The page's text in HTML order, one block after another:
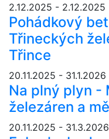
2.12.2025 - 2.12.2025
Pohádkový
Třineckých
Třince
20.11.2025 - 31.1.2026
Na plný plyn -
železáren a
20.11.2025 - 31.3.2026